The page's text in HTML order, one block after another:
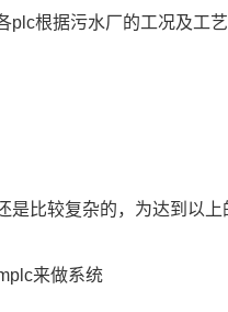
根据污水厂的工况及工
较复杂的，为达到以上
来做系统